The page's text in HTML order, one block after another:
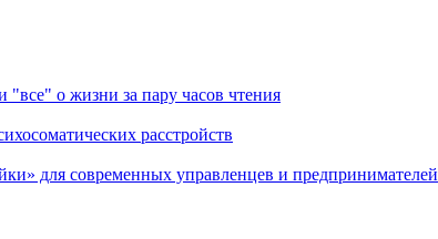
о жизни за пару часов чтения
расстройств
современных управленцев и предпринимателей